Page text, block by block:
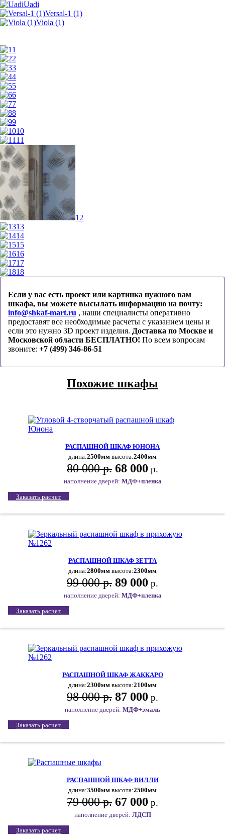
Uadi
Versal-1 (1)
Viola (1)
1
2
3
4
5
6
7
8
9
10
11
12
13
14
15
16
17
18
Если у вас есть проект или картинка нужного вам
шкафа, вы можете высылать информацию на почту:
info@shkaf-mart.ru , наши специалисты оперативно
предоставят все необходимые расчеты с указанием цены и
если это нужно 3D проект изделия. Доставка по Москве и
Московской области БЕСПЛАТНО! По всем вопросам
звоните: +7 (499) 346-86-51
Похожие шкафы
РАСПАШНОЙ ШКАФ ЮНОНА
длина:2500мм высота:2400мм
80 000 р. 68 000 р.
наполнение дверей: МДФ+пленка
Заказать расчет
РАСПАШНОЙ ШКАФ ЗЕТТА
длина:2800мм высота:2300мм
99 000 р. 89 000 р.
наполнение дверей: МДФ+пленка
Заказать расчет
РАСПАШНОЙ ШКАФ ЖАККАРО
длина:2300мм высота:2100мм
98 000 р. 87 000 р.
наполнение дверей: МДФ+эмаль
Заказать расчет
РАСПАШНОЙ ШКАФ ВИЛЛИ
длина:3500мм высота:2500мм
79 000 р. 67 000 р.
наполнение дверей: ЛДСП
Заказать расчет